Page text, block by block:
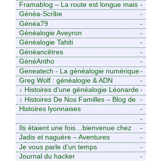
-
Framablog – La route est longue mais
la voie est libre…
-
Généa-Scribe
-
Généa79
-
Généalogie Aveyron
-
Généalogie Tahiti
-
Généancêtres
-
GénéAntho
-
Geneatech - La généalogie numérique
à portée de tous
-
Greg Wolf : généalogie & ADN
-
↓ Histoires d’une généalogie Léonarde
-
↓ Histoires De Nos Familles – Blog de
généalogie
-
Histoires lyonnaises
-
https://
-
Ils étaient une fois…bienvenue chez
mes ancêtres. – Une histoire
tourangelle, mais pas seulement.
-
Jadis et naguère – Aventures
généalogiques de l’Atlantique aux
contreforts des Alpes
-
Je vous parle d’un temps
-
Journal du hacker